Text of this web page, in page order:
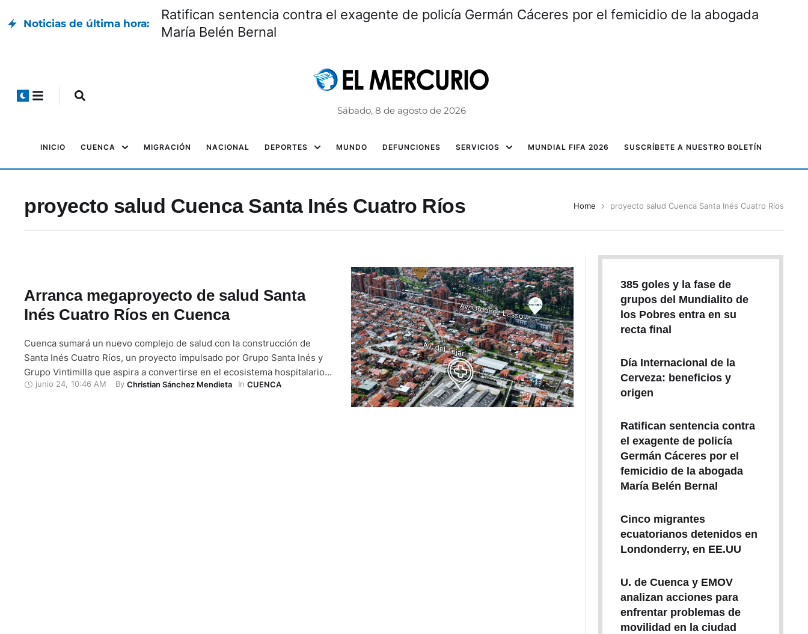
Noticias de última hora:
Ratifican sentencia contra el exagente de policía Germán Cáceres por el femicidio de la abogada
María Belén Bernal
Sábado, 8 de agosto de 2026
INICIO CUENCA MIGRACIÓN NACIONAL DEPORTES MUNDO DEFUNCIONES SERVICIOS MUNDIAL FIFA 2026 SUSCRÍBETE A NUESTRO BOLETÍN
proyecto salud Cuenca Santa Inés Cuatro Ríos Home proyecto salud Cuenca Santa Inés Cuatro Ríos
Arranca megaproyecto de salud Santa
Inés Cuatro Ríos en Cuenca
Cuenca sumará un nuevo complejo de salud con la construcción de
Santa Inés Cuatro Ríos, un proyecto impulsado por Grupo Santa Inés y
Grupo Vintimilla que aspira a convertirse en el ecosistema hospitalario
más grande del sur del Ecuador. La iniciativa tendrá su acto simbólico de
junio 24 10:46 AM By Christian Sánchez Mendieta In CUENCA
385 goles y la fase de
grupos del Mundialito de
los Pobres entra en su
recta final
Día Internacional de la
Cerveza: beneficios y
origen
Ratifican sentencia contra
el exagente de policía
Germán Cáceres por el
femicidio de la abogada
María Belén Bernal
Cinco migrantes
ecuatorianos detenidos en
Londonderry, en EE.UU
U. de Cuenca y EMOV
analizan acciones para
enfrentar problemas de
movilidad en la ciudad